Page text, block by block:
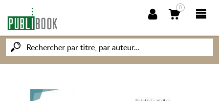
0
NOUVEAUTÉS